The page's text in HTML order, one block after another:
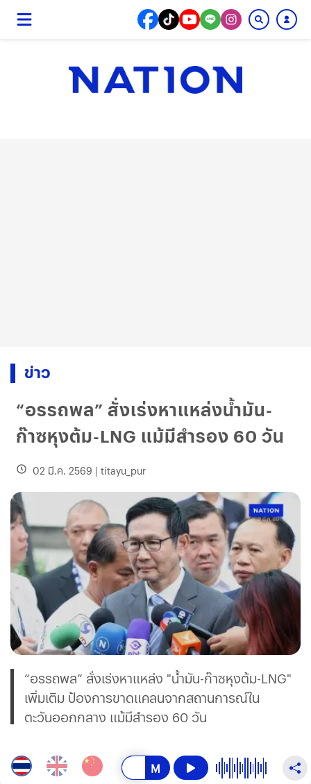
ข่าว
“อรรถพล” สั่งเร่งหาแหล่งน้ำมัน-
ก๊าซหุงต้ม-LNG แม้มีสำรอง 60 วัน
02 มี.ค. 2569 | titayu_pur
“อรรถพล” สั่งเร่งหาแหล่ง "น้ำมัน-ก๊าซหุงต้ม-LNG"
เพิ่มเติม ป้องการขาดแคลนจากสถานการณ์ใน
ตะวันออกกลาง แม้มีสำรอง 60 วัน